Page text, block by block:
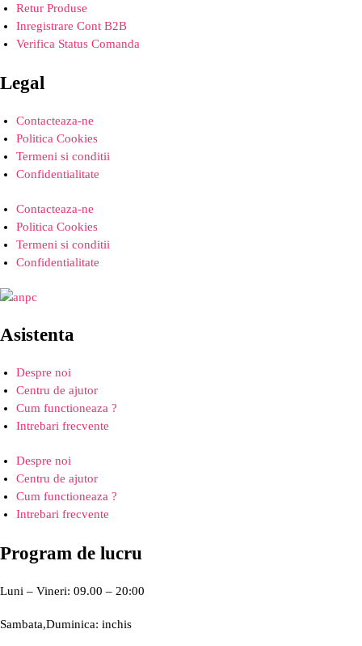
Retur Produse
Inregistrare Cont B2B
Verifica Status Comanda
Legal
Contacteaza-ne
Politica Cookies
Termeni si conditii
Confidentialitate
Contacteaza-ne
Politica Cookies
Termeni si conditii
Confidentialitate
Asistenta
Despre noi
Centru de ajutor
Cum functioneaza ?
Intrebari frecvente
Despre noi
Centru de ajutor
Cum functioneaza ?
Intrebari frecvente
Program de lucru
Luni – Vineri: 09.00 – 20:00
Sambata,Duminica: inchis